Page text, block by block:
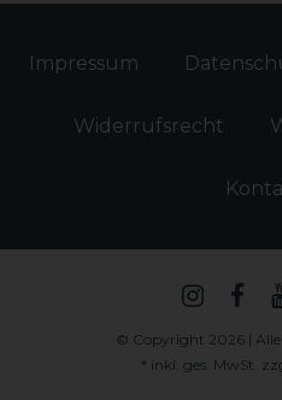
Impressum
Widerrufs­recht
© Copyright 2026 | Alle
* inkl. ges. MwSt.